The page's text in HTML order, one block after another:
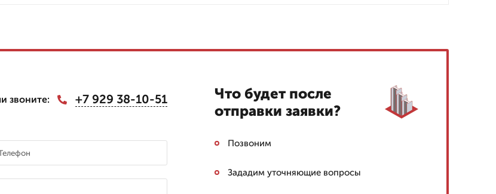
звоните: +7 929 38-10-51
Что будет после
отправки заявки?
Позвоним
Зададим уточняющие вопросы